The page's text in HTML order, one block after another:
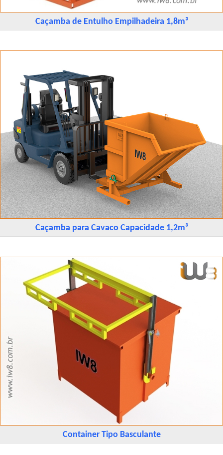
Caçamba de Entulho Empilhadeira 1,8m³
Caçamba para Cavaco Capacidade 1,2m³
Container Tipo Basculante